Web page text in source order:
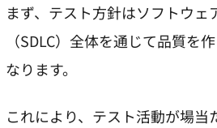
まず、テスト方針はソフトウェ
（SDLC）全体を通じて品質を
なります。
これにより、テスト活動が場当